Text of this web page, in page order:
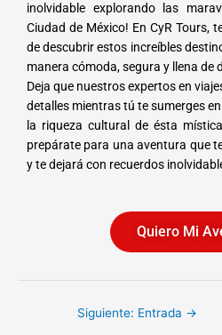
inolvidable explorando las
Ciudad de México! En CyR Tours,
de descubrir estos increíbles
manera cómoda, segura y llena de
Deja que nuestros expertos en
detalles mientras tú te sumerges
la riqueza cultural de ésta
prepárate para una aventura que
y te dejará con recuerdos
Quiero Mi
Siguiente: Entrada →